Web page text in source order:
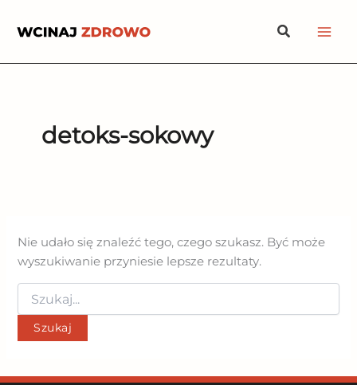
Szukaj
detoks-sokowy
Nie udało się znaleźć tego, czego szukasz. Być może
wyszukiwanie przyniesie lepsze rezultaty.
Szukaj
dla: